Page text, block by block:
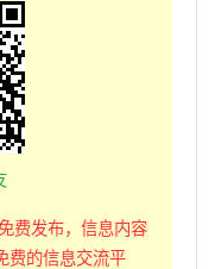
费发布，信息内容
费的信息交流平